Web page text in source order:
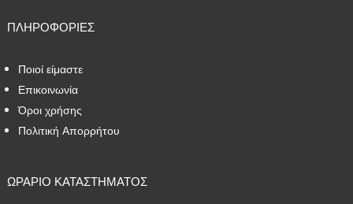
ΠΛΗΡΟΦΟΡΙΕΣ
Ποιοί είμαστε
Επικοινωνία
Όροι χρήσης
Πολιτική Απορρήτου
ΩΡΑΡΙΟ ΚΑΤΑΣΤΗΜΑΤΟΣ